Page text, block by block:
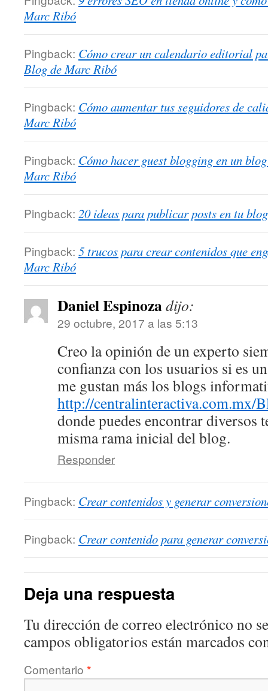
Marc Ribó
Pingback: Cómo crear un calendario editorial
Blog de Marc Ribó
Pingback: Cómo aumentar tus seguidores de
Marc Ribó
Pingback: Cómo hacer guest blogging en un
Marc Ribó
Pingback: 20 ideas para publicar posts en tu
Pingback: 5 trucos para crear contenidos que
Marc Ribó
Daniel Espinozadijo:
29 octubre, 2017 a las 5:13
Creo la opinión de un experto
confianza con los usuarios si es
me gustan más los blogs
http://centralinteractiva.com.mx/
donde puedes encontrar diversos
misma rama inicial del blog.
Responder
Pingback: Crear contenidos y generar
Pingback: Crear contenido para generar
Deja una respuesta
Tu dirección de correo electrónico no
campos obligatorios están marcados
Comentario *